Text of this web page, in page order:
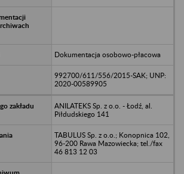
Dokumentacja osobowo-płacowa
992700/611/556/2015-SAK; UNP:
2020-00589905
ANILATEKS Sp. z o.o. - Łodź, al.
Piłdudskiego 141
TABULUS Sp. z o.o.; Konopnica 102,
96-200 Rawa Mazowiecka; tel./fax
46 813 12 03